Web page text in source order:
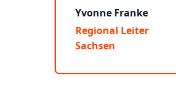
Yvonne Franke
Regional Leiter
Sachsen